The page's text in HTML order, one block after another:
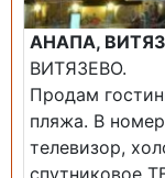
АНАПА,
ВИТЯЗЕВО.
Продам
пляжа. В
телевизор,
спутниковое